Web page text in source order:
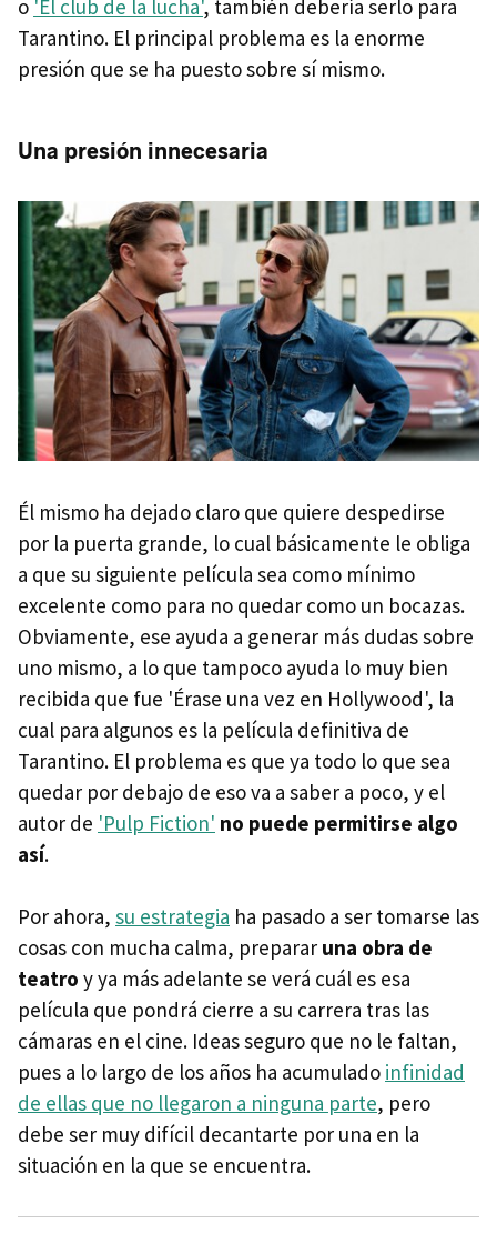
o 'El club de la lucha', también debería serlo para
Tarantino. El principal problema es la enorme
presión que se ha puesto sobre sí mismo.
Una presión innecesaria
Él mismo ha dejado claro que quiere despedirse
por la puerta grande, lo cual básicamente le obliga
a que su siguiente película sea como mínimo
excelente como para no quedar como un bocazas.
Obviamente, ese ayuda a generar más dudas sobre
uno mismo, a lo que tampoco ayuda lo muy bien
recibida que fue 'Érase una vez en Hollywood', la
cual para algunos es la película definitiva de
Tarantino. El problema es que ya todo lo que sea
quedar por debajo de eso va a saber a poco, y el
autor de 'Pulp Fiction' no puede permitirse algo
así.
Por ahora, su estrategia ha pasado a ser tomarse las
cosas con mucha calma, preparar una obra de
teatro y ya más adelante se verá cuál es esa
película que pondrá cierre a su carrera tras las
cámaras en el cine. Ideas seguro que no le faltan,
pues a lo largo de los años ha acumulado infinidad
de ellas que no llegaron a ninguna parte, pero
debe ser muy difícil decantarte por una en la
situación en la que se encuentra.